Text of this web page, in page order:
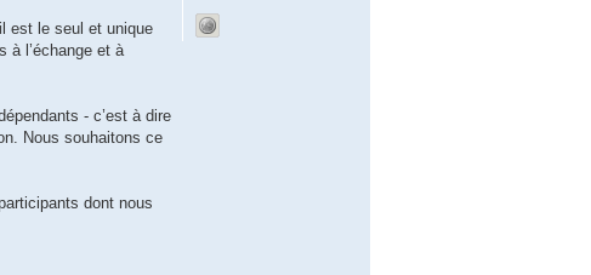
est le seul et unique
à l’échange et à
- c’est à dire
Nous souhaitons ce
dont nous